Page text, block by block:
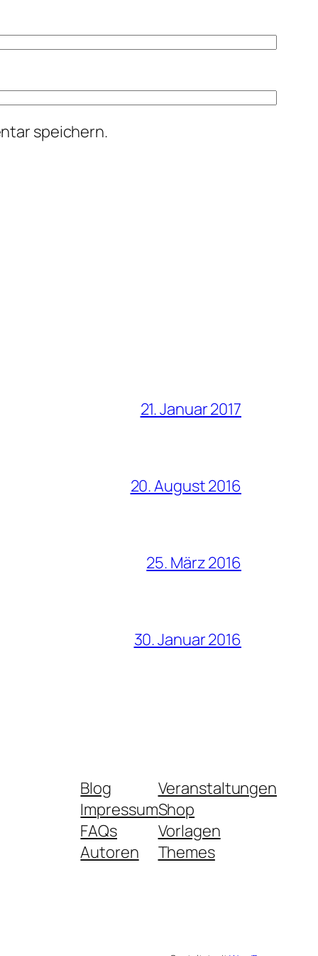
speichern.
21. Januar 2017
20. August 2016
25. März 2016
30. Januar 2016
Blog
Impressum
FAQs
Autoren
Veranstaltungen
Shop
Vorlagen
Themes